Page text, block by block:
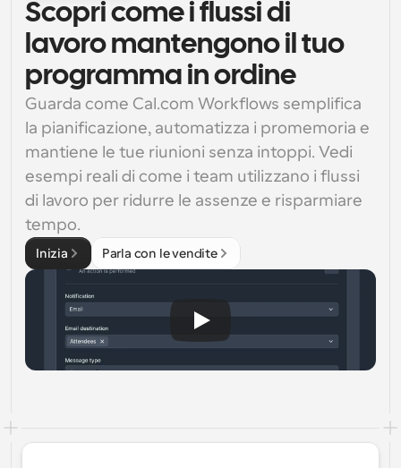
Scopri come i flussi di
lavoro mantengono il tuo
programma in ordine
Guarda come Cal.com Workflows semplifica
la pianificazione, automatizza i promemoria e
mantiene le tue riunioni senza intoppi. Vedi
esempi reali di come i team utilizzano i flussi
di lavoro per ridurre le assenze e risparmiare
tempo.
Inizia Parla con le vendite